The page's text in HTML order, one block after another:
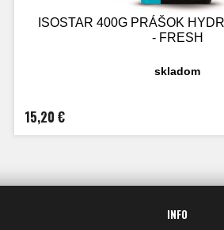
ISOSTAR 400G PRÁŠOK
- FRESH
skladom
15,20 €
INFO